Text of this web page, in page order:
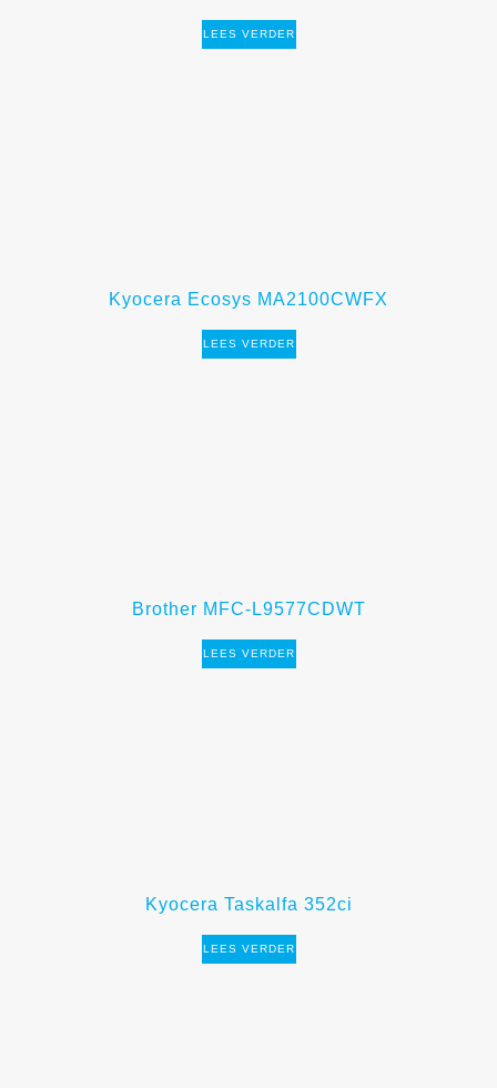
LEES VERDER
Kyocera Ecosys MA2100CWFX
LEES VERDER
Brother MFC-L9577CDWT
LEES VERDER
Kyocera Taskalfa 352ci
LEES VERDER